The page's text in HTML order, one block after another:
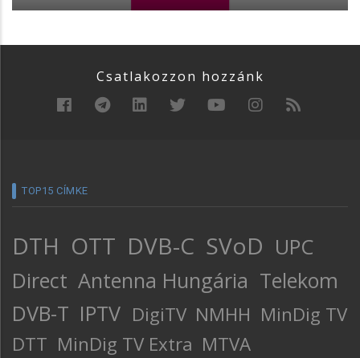
Csatlakozzon hozzánk
TOP15 CÍMKE
DTH OTT DVB-C SVoD UPC
Direct Antenna Hungária Telekom
DVB-T IPTV DigiTV NMHH MinDig TV
DTT MinDig TV Extra MTVA